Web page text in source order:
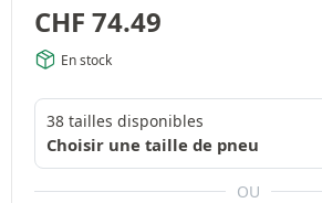
CHF 74.49
En stock
38 tailles disponibles
Choisir une taille de pneu
OU